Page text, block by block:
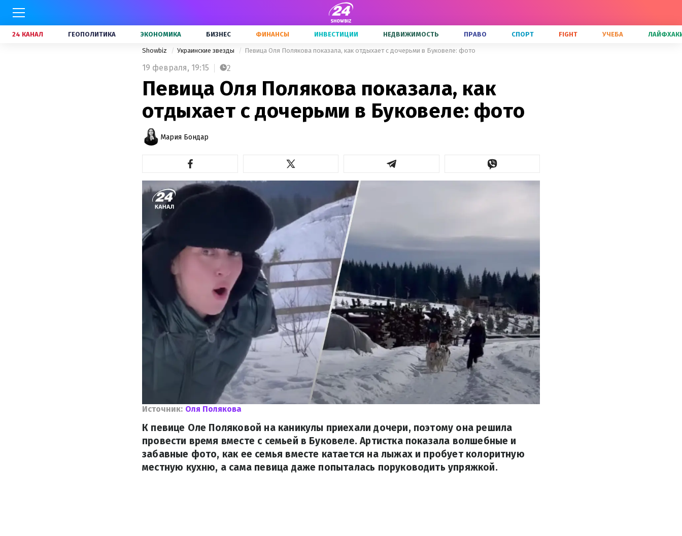
24 КАНАЛ ГЕОПОЛИТИКА ЭКОНОМИКА БИЗНЕС ФИНАНСЫ ИНВЕСТИЦИИ НЕДВИЖИМОСТЬ ПРАВО СПОРТ FIGHT УЧЕБА
Showbiz Украинские звезды Певица Оля Полякова показала, как отдыхает с дочерьми в Буковеле: фото
19 февраля, 19:15 2
Певица Оля Полякова показала, как
отдыхает с дочерьми в Буковеле: фото
Мария Бондар
Источник: Оля Полякова
К певице Оле Поляковой на каникулы приехали дочери, поэтому она решила
провести время вместе с семьей в Буковеле. Артистка показала волшебные и
забавные фото, как ее семья вместе катается на лыжах и пробует колоритную
местную кухню, а сама певица даже попыталась поруководить упряжкой.